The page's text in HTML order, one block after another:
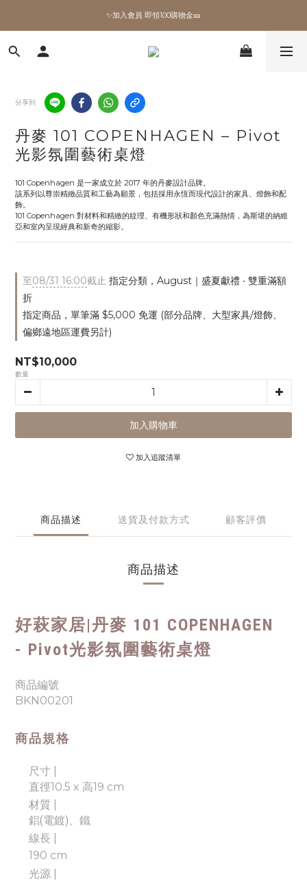
✨加入會員 即領100購物金🎫
✨加入會員 即領100購物金🎫
全館滿額現折🔥
✨加入會員 即領100購物金🎫
分享到
丹麥 101 COPENHAGEN – Pivot
光影氛圍藝術桌燈
101 Copenhagen 是一家成立於 2017 年的丹麥設計品牌。
該系列以尊崇精緻品質和工藝為願景，包括採用永恆而現代設計的家具、燈飾和配
飾。
101 Copenhagen 對材料和精緻的紋理、有機形狀和顏色充滿熱情，為斯堪的納維
亞和室內呈現經典和新奇的縮影。
至08/31 16:00截止 指定分類，August｜盛夏獻禮 ‧ 雙重滿額
折
指定商品，單筆滿 $5,000 免運 (部分品牌、大型家具/燈飾、
偏鄉遠地區運費另計)
NT$10,000
數量
加入購物車
加入追蹤清單
商品描述 送貨及付款方式 顧客評價
商品描述
好萩家居|丹麥 101 COPENHAGEN
- Pivot光影氛圍藝術桌燈
商品編號
BKN00201
商品規格
尺寸 |
直徑10.5 x 高19 cm
材質 |
鋁(電鍍)、鐵
線長 |
190 cm
光源 |